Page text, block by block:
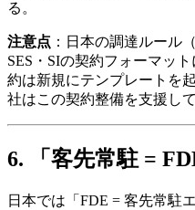
る。
注意点 ：日本の​調達ルール​
SES・SIの​契約フォーマッ
約は​新規に​テンプレートを​
社は​この​契約整備を​支援して
6. ​「客先常駐 =
日本では​「FDE = 客先常駐